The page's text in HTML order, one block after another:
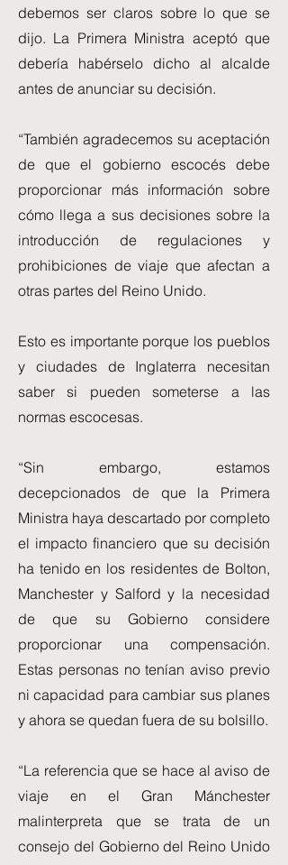
debemos ser claros sobre lo que se
dijo. La Primera Ministra aceptó que
debería habérselo dicho al alcalde
antes de anunciar su decisión.
“También agradecemos su aceptación
de que el gobierno escocés debe
proporcionar más información sobre
cómo llega a sus decisiones sobre la
introducción de regulaciones y
prohibiciones de viaje que afectan a
otras partes del Reino Unido.
Esto es importante porque los pueblos
y ciudades de Inglaterra necesitan
saber si pueden someterse a las
normas escocesas.
“Sin embargo, estamos
decepcionados de que la Primera
Ministra haya descartado por completo
el impacto financiero que su decisión
ha tenido en los residentes de Bolton,
Manchester y Salford y la necesidad
de que su Gobierno considere
proporcionar una compensación.
Estas personas no tenían aviso previo
ni capacidad para cambiar sus planes
y ahora se quedan fuera de su bolsillo.
“La referencia que se hace al aviso de
viaje en el Gran Mánchester
malinterpreta que se trata de un
consejo del Gobierno del Reino Unido